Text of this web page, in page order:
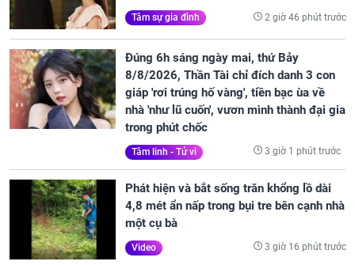
Tâm sự gia đình 2 giờ 46 phút trước
Đúng 6h sáng ngày mai, thứ Bảy
8/8/2026, Thần Tài chỉ đích danh 3 con
giáp 'rơi trúng hố vàng', tiền bạc ùa về
nhà 'như lũ cuốn', vươn mình thành đại gia
trong phút chốc
Tâm linh - Tử vi 3 giờ 1 phút trước
Phát hiện và bắt sống trăn khổng lồ dài
4,8 mét ẩn nấp trong bụi tre bên cạnh nhà
một cụ bà
Video 3 giờ 16 phút trước